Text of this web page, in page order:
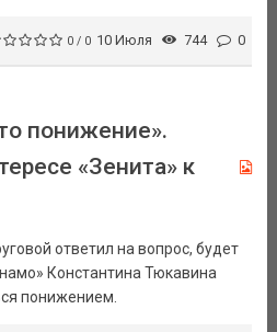
0 / 0 10 Июля 744 0
понижение».
«Зенита» к
ответил на вопрос, будет
Константина Тюкавина
понижением.